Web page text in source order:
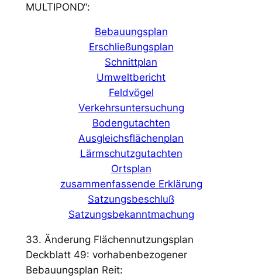
MULTIPOND“:
Bebauungsplan
Erschließungsplan
Schnittplan
Umweltbericht
Feldvögel
Verkehrsuntersuchung
Bodengutachten
Ausgleichsflächenplan
Lärmschutzgutachten
Ortsplan
zusammenfassende Erklärung
Satzungsbeschluß
Satzungsbekanntmachung
33. Änderung Flächennutzungsplan
Deckblatt 49: vorhabenbezogener
Bebauungsplan Reit: